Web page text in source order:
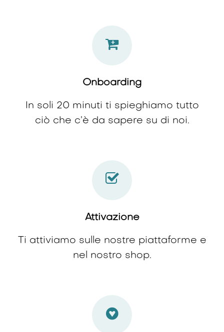
Onboarding
In soli 20 minuti ti spieghiamo tutto
ciò che c’è da sapere su di noi.
Attivazione
Ti attiviamo sulle nostre piattaforme e
nel nostro shop.